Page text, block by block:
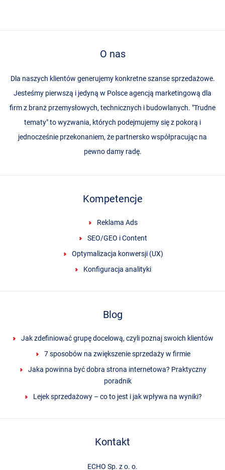
O nas
Dla naszych klientów generujemy konkretne szanse sprzedażowe.
Jesteśmy pierwszą i jedyną w Polsce agencją marketingową dla
firm z branż przemysłowych, technicznych i budowlanych. "Trudne
tematy" to wyzwania, których podejmujemy się z pokorą i
jednocześnie przekonaniem, że partnersko współpracując na
pewno damy radę.
Kompetencje
Reklama Ads
SEO/GEO i Content
Optymalizacja konwersji (UX)
Konfiguracja analityki
Blog
Jak zdefiniować grupę docelową, czyli poznaj swoich klientów
7 sposobów na zwiększenie sprzedaży w firmie
Jaka powinna być dobra strona internetowa? Praktyczny
poradnik
Lejek sprzedażowy – co to jest i jak wpływa na wyniki?
Kontakt
ECHO Sp. z o. o.